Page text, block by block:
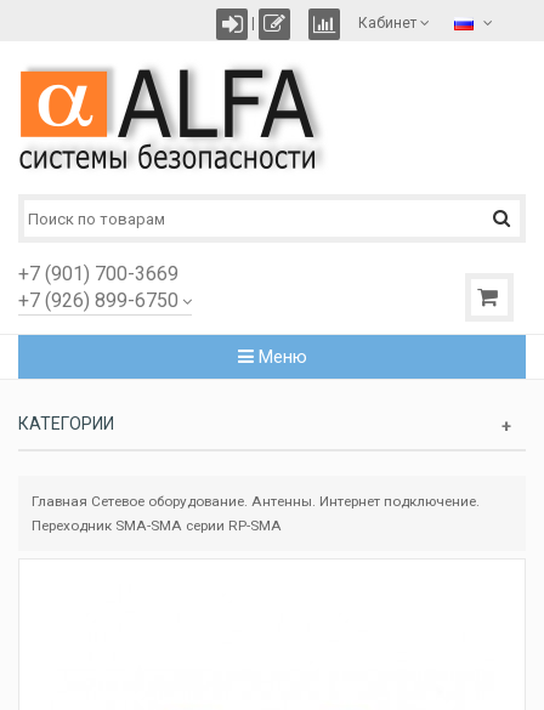
Кабинет
+7 (901) 700-3669
+7 (926) 899-6750
Меню
КАТЕГОРИИ
Главная Сетевое оборудование. Антенны. Интернет подключение.
Переходник SMA-SMA серии RP-SMA